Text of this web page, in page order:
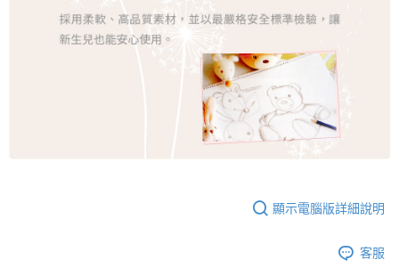
顯示電腦版詳細說明
客服